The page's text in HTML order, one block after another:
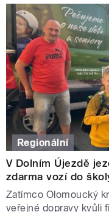
Regionální
V Dolním Újezdě
zdarma vozí do
Zatímco Olomoucký
veřejné dopravy kvůli